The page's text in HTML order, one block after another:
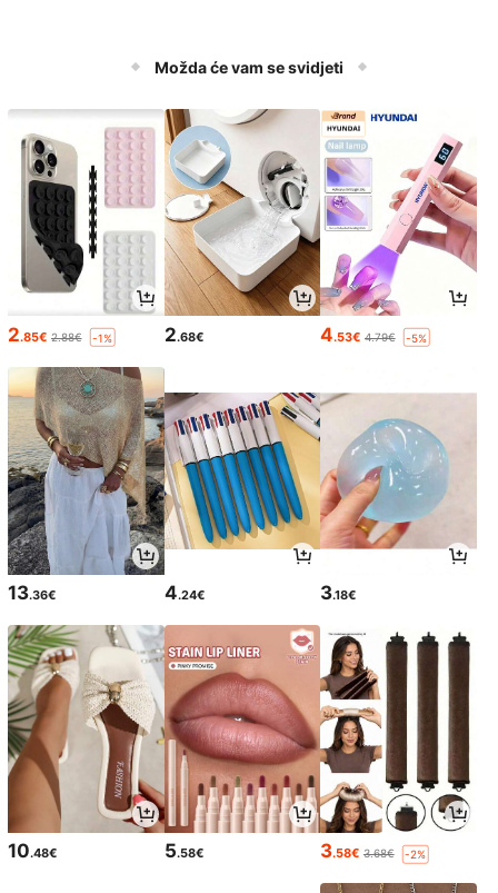
Možda će vam se svidjeti
2.85€ 2.88€ -1% 2.68€ 4.53€ 4.79€ -5%
13.36€ 4.24€ 3.18€
10.48€ 5.58€ 3.58€ 3.68€ -2%